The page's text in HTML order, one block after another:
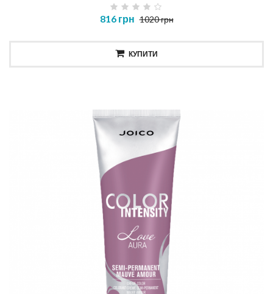
816 грн 1020 грн
КУПИТИ